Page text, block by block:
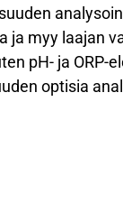
ja myy laajan
pH- ja ORP-
optisia